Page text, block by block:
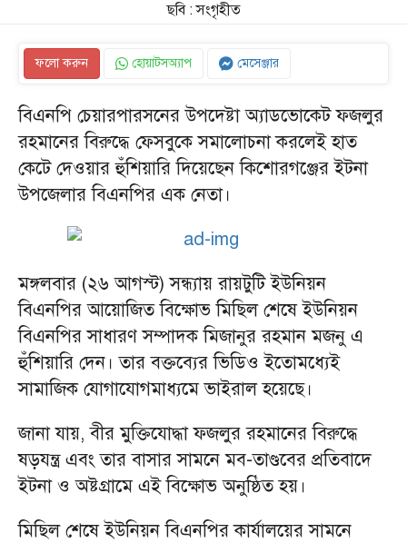
ছবি : সংগৃহীত
ফলো করুন হোয়াটসঅ্যাপ মেসেঞ্জার
বিএনপি চেয়ারপারসনের উপদেষ্টা অ্যাডভোকেট ফজলুর
রহমানের বিরুদ্ধে ফেসবুকে সমালোচনা করলেই হাত
কেটে দেওয়ার হুঁশিয়ারি দিয়েছেন কিশোরগঞ্জের ইটনা
উপজেলার বিএনপির এক নেতা।
মঙ্গলবার (২৬ আগস্ট) সন্ধ্যায় রায়টুটি ইউনিয়ন
বিএনপির আয়োজিত বিক্ষোভ মিছিল শেষে ইউনিয়ন
বিএনপির সাধারণ সম্পাদক মিজানুর রহমান মজনু এ
হুঁশিয়ারি দেন। তার বক্তব্যের ভিডিও ইতোমধ্যেই
সামাজিক যোগাযোগমাধ্যমে ভাইরাল হয়েছে।
জানা যায়, বীর মুক্তিযোদ্ধা ফজলুর রহমানের বিরুদ্ধে
ষড়যন্ত্র এবং তার বাসার সামনে মব-তাণ্ডবের প্রতিবাদে
ইটনা ও অষ্টগ্রামে এই বিক্ষোভ অনুষ্ঠিত হয়।
মিছিল শেষে ইউনিয়ন বিএনপির কার্যালয়ের সামনে